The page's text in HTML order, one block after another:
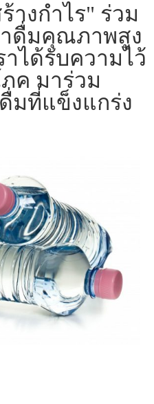
างกำไร" ร่วม
ดื่มคุณภาพสูง
ได้รับความไว้
ค มาร่วม
มที่แข็งแกร่ง